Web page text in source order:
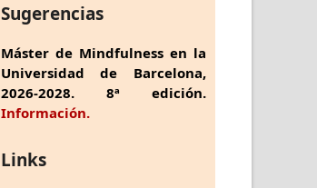
Sugerencias
Máster de Mindfulness en la
Universidad de Barcelona,
2026-2028. 8ª edición.
Información.
Links